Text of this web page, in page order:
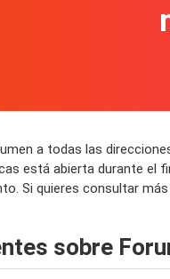
a todas las
está abierta durante el
Si quieres consultar
sobre